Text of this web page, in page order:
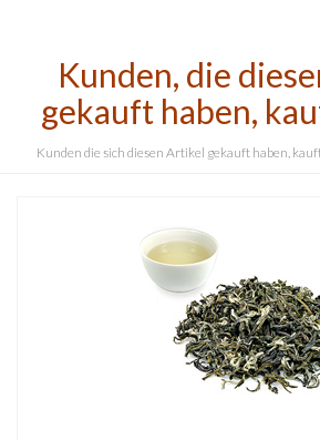
Kunden, die
gekauft haben,
Kunden die sich diesen Artikel gekauft haben,